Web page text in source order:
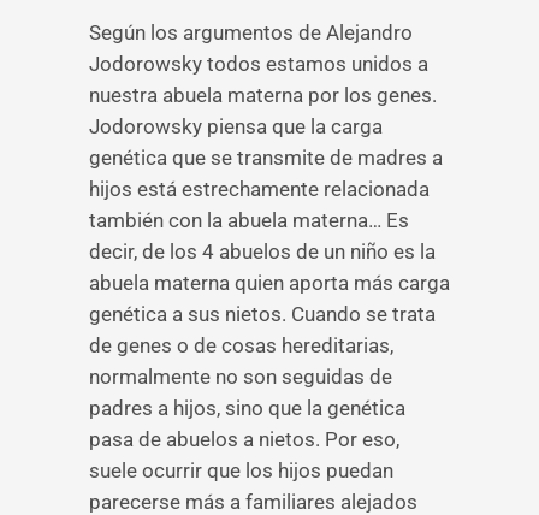
Según los argumentos de Alejandro
Jodorowsky todos estamos unidos a
nuestra abuela materna por los genes.
Jodorowsky piensa que la carga
genética que se transmite de madres a
hijos está estrechamente relacionada
también con la abuela materna… Es
decir, de los 4 abuelos de un niño es la
abuela materna quien aporta más carga
genética a sus nietos. Cuando se trata
de genes o de cosas hereditarias,
normalmente no son seguidas de
padres a hijos, sino que la genética
pasa de abuelos a nietos. Por eso,
suele ocurrir que los hijos puedan
parecerse más a familiares alejados